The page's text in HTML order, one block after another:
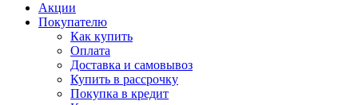
Акции
Покупателю
Как купить
Оплата
Доставка и самовывоз
Купить в рассрочку
Покупка в кредит